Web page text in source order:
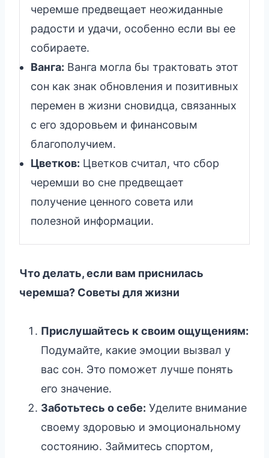
черемше предвещает неожиданные
радости и удачи, особенно если вы ее
собираете.
Ванга: Ванга могла бы трактовать этот
сон как знак обновления и позитивных
перемен в жизни сновидца, связанных
с его здоровьем и финансовым
благополучием.
Цветков: Цветков считал, что сбор
черемши во сне предвещает
получение ценного совета или
полезной информации.
Что делать, если вам приснилась
черемша? Советы для жизни
Прислушайтесь к своим ощущениям:
Подумайте, какие эмоции вызвал у
вас сон. Это поможет лучше понять
его значение.
Заботьтесь о себе: Уделите внимание
своему здоровью и эмоциональному
состоянию. Займитесь спортом,